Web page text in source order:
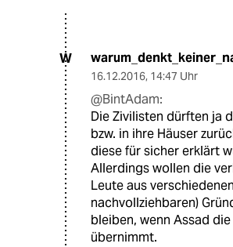
W
16.12.2016, 14:47 Uhr
@BintAdam:
Die Zivilisten dürften ja
bzw. in ihre Häuser
diese für sicher erklärt
Allerdings wollen die
Leute aus
nachvollziehbaren)
bleiben, wenn Assad
übernimmt.